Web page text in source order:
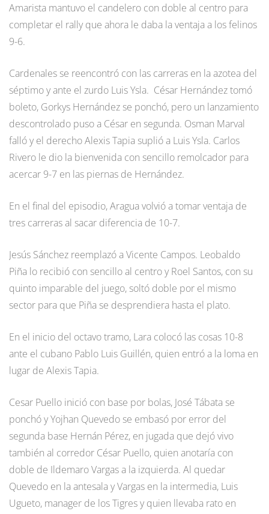
Amarista mantuvo el candelero con doble al centro para
completar el rally que ahora le daba la ventaja a los felinos
9-6.
Cardenales se reencontró con las carreras en la azotea del
séptimo y ante el zurdo Luis Ysla. César Hernández tomó
boleto, Gorkys Hernández se ponchó, pero un lanzamiento
descontrolado puso a César en segunda. Osman Marval
falló y el derecho Alexis Tapia suplió a Luis Ysla. Carlos
Rivero le dio la bienvenida con sencillo remolcador para
acercar 9-7 en las piernas de Hernández.
En el final del episodio, Aragua volvió a tomar ventaja de
tres carreras al sacar diferencia de 10-7.
Jesús Sánchez reemplazó a Vicente Campos. Leobaldo
Piña lo recibió con sencillo al centro y Roel Santos, con su
quinto imparable del juego, soltó doble por el mismo
sector para que Piña se desprendiera hasta el plato.
En el inicio del octavo tramo, Lara colocó las cosas 10-8
ante el cubano Pablo Luis Guillén, quien entró a la loma en
lugar de Alexis Tapia.
Cesar Puello inició con base por bolas, José Tábata se
ponchó y Yojhan Quevedo se embasó por error del
segunda base Hernán Pérez, en jugada que dejó vivo
también al corredor César Puello, quien anotaría con
doble de Ildemaro Vargas a la izquierda. Al quedar
Quevedo en la antesala y Vargas en la intermedia, Luis
Ugueto, manager de los Tigres y quien llevaba rato en